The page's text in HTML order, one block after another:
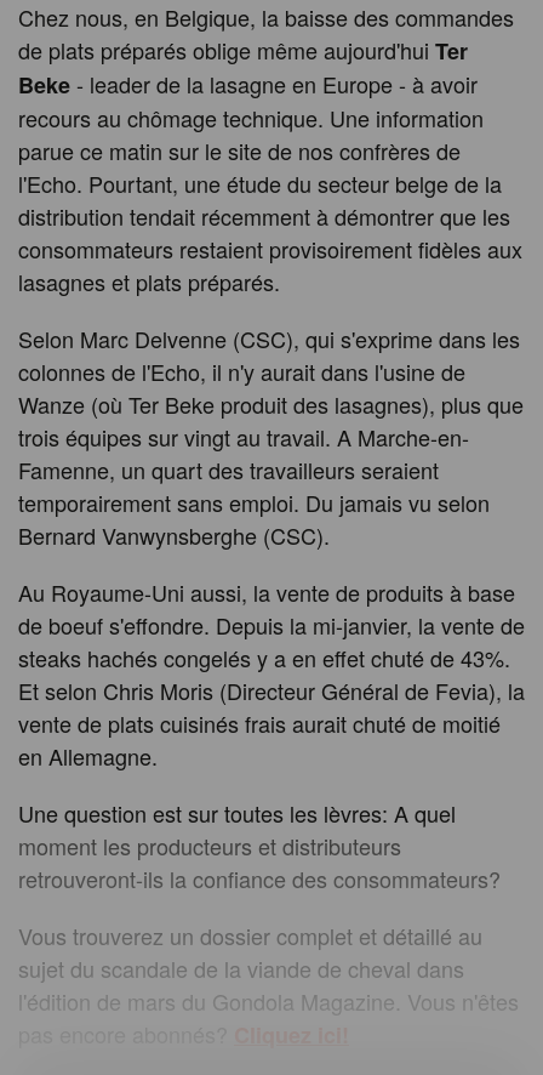
Chez nous, en Belgique, la baisse des commandes
de plats préparés oblige même aujourd'hui Ter
Beke - leader de la lasagne en Europe - à avoir
recours au chômage technique. Une information
parue ce matin sur le site de nos confrères de
l'Echo. Pourtant, une étude du secteur belge de la
distribution tendait récemment à démontrer que les
consommateurs restaient provisoirement fidèles aux
lasagnes et plats préparés.
Selon Marc Delvenne (CSC), qui s'exprime dans les
colonnes de l'Echo, il n'y aurait dans l'usine de
Wanze (où Ter Beke produit des lasagnes), plus que
trois équipes sur vingt au travail. A Marche-en-
Famenne, un quart des travailleurs seraient
temporairement sans emploi. Du jamais vu selon
Bernard Vanwynsberghe (CSC).
Au Royaume-Uni aussi, la vente de produits à base
de boeuf s'effondre. Depuis la mi-janvier, la vente de
steaks hachés congelés y a en effet chuté de 43%.
Et selon Chris Moris (Directeur Général de Fevia), la
vente de plats cuisinés frais aurait chuté de moitié
en Allemagne.
Une question est sur toutes les lèvres: A quel
moment les producteurs et distributeurs
retrouveront-ils la confiance des consommateurs?
Vous trouverez un dossier complet et détaillé au
sujet du scandale de la viande de cheval dans
l'édition de mars du Gondola Magazine. Vous n'êtes